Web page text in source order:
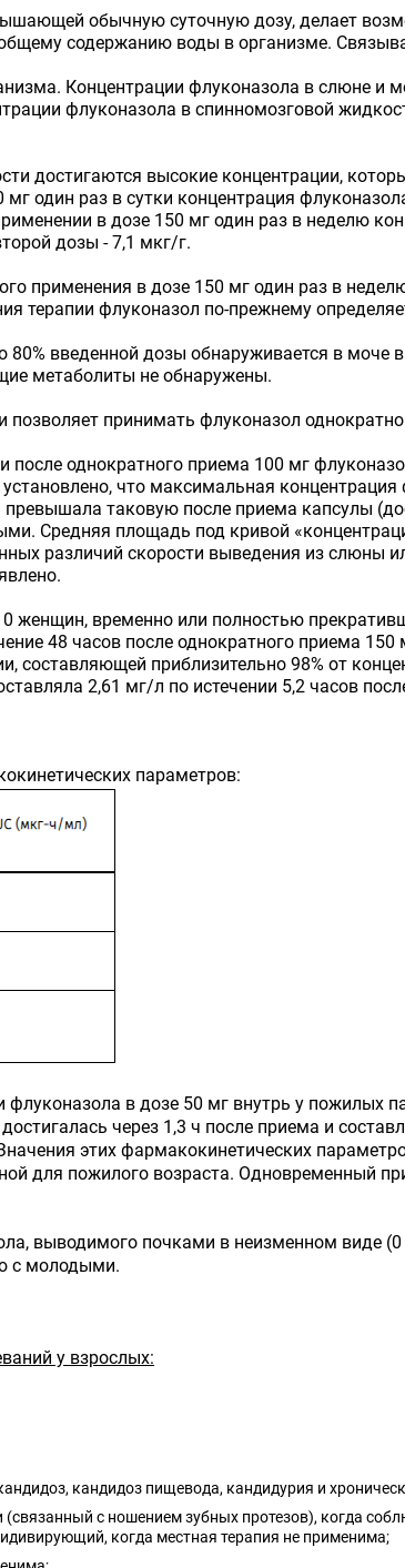
обычную суточную дозу, делает
содержанию воды в организме.
Концентрации флуконазола в слюне и
флуконазола в спинномозговой
достигаются высокие концентрации,
один раз в сутки концентрация
в дозе 150 мг один раз в неделю
дозы - 7,1 мкг/г.
применения в дозе 150 мг один раз в
терапии флуконазол по-прежнему
введенной дозы обнаруживается в моче
метаболиты не обнаружены.
принимать флуконазол
однократного приема 100 мг
что максимальная
таковую после приема капсулы
Средняя площадь под кривой
различий скорости выведения из слюны
женщин, временно или полностью
48 часов после однократного приема
составляющей приблизительно 98% от
2,61 мг/л по истечении 5,2 часов
параметров:
в дозе 50 мг внутрь у пожилых
через 1,3 ч после приема и
этих фармакокинетических
для пожилого возраста. Одновременный
выводимого почками в неизменном виде
с молодыми.
у взрослых:
кандидоз пищевода, кандидурия и
с ношением зубных протезов), когда
когда местная терапия не применима;